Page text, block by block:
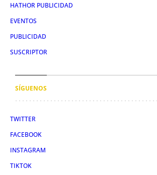
HATHOR PUBLICIDAD
EVENTOS
PUBLICIDAD
SUSCRIPTOR
SÍGUENOS
TWITTER
FACEBOOK
INSTAGRAM
TIKTOK